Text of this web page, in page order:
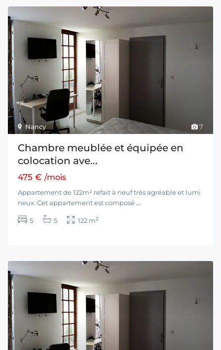
7
Nancy
Chambre meublée et équipée en
colocation ave...
475 €/mois
Appartement de 122m² refait à neuf très agréable et lumi
neux. Cet appartement est composé ...
5 5 122 m2